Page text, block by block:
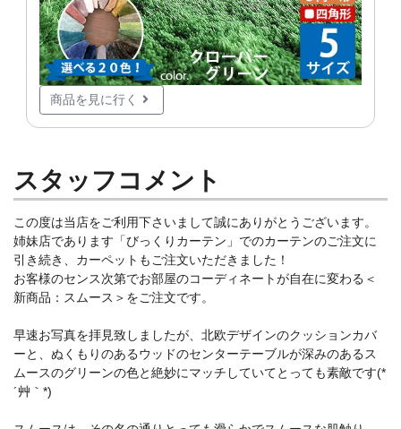
商品を見に行く
スタッフコメント
この度は当店をご利用下さいまして誠にありがとうございます。
姉妹店であります「びっくりカーテン」でのカーテンのご注文に
引き続き、カーペットもご注文いただきました！
お客様のセンス次第でお部屋のコーディネートが自在に変わる＜
新商品：スムース＞をご注文です。
早速お写真を拝見致しましたが、北欧デザインのクッションカバ
ーと、ぬくもりのあるウッドのセンターテーブルが深みのあるス
ムースのグリーンの色と絶妙にマッチしていてとっても素敵です(*
´艸｀*)